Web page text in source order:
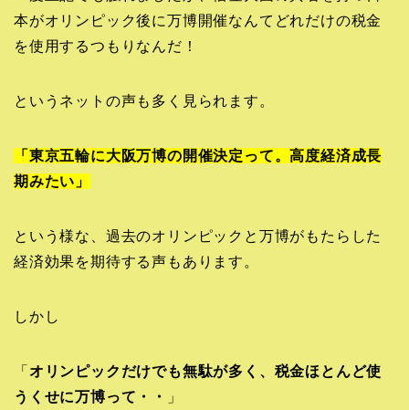
本がオリンピック後に万博開催なんてどれだけの税金
を使用するつもりなんだ！
というネットの声も多く見られます。
「東京五輪に大阪万博の開催決定って。高度経済成長
期みたい」
という様な、過去のオリンピックと万博がもたらした
経済効果を期待する声もあります。
しかし
「 オリンピックだけでも無駄が多く、税金ほとんど使
うくせに万博って・・
」